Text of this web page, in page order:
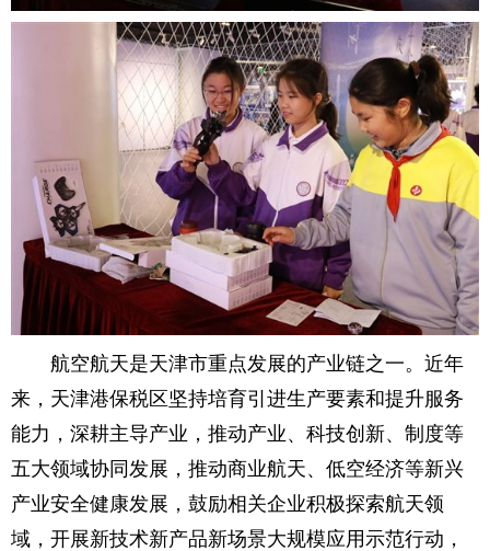
航空航天是天津市重点发展的产业链之一。近年
来，天津港保税区坚持培育引进生产要素和提升服务
能力，深耕主导产业，推动产业、科技创新、制度等
五大领域协同发展，推动商业航天、低空经济等新兴
产业安全健康发展，鼓励相关企业积极探索航天领
域，开展新技术新产品新场景大规模应用示范行动，